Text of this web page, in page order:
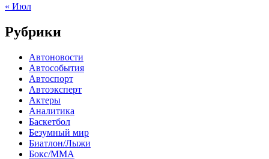
« Июл
Рубрики
Автоновости
Автособытия
Автоспорт
Автоэксперт
Актеры
Аналитика
Баскетбол
Безумный мир
Биатлон/Лыжи
Бокс/MMA